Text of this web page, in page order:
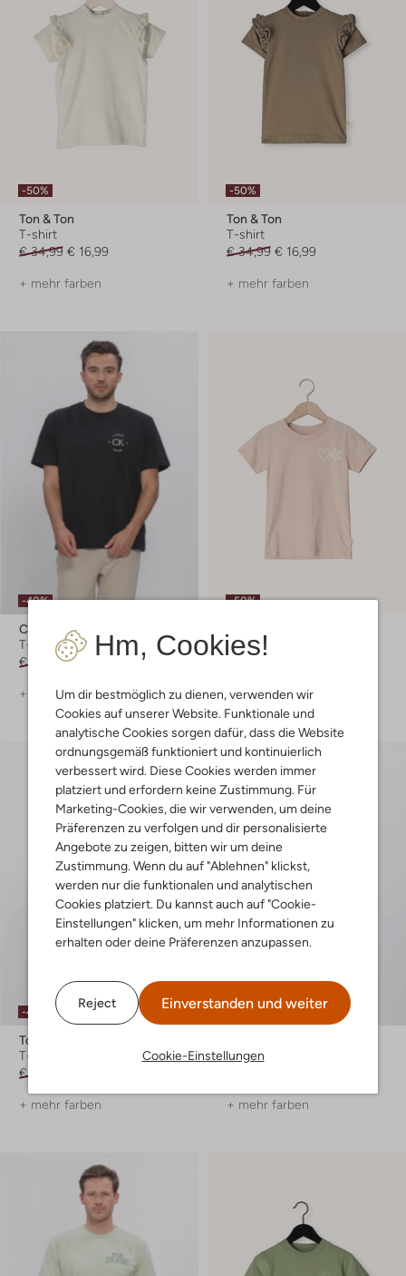
Hm, Cookies!
Um dir bestmöglich zu dienen, verwenden wir
Cookies auf unserer Website. Funktionale und
analytische Cookies sorgen dafür, dass die Website
ordnungsgemäß funktioniert und kontinuierlich
verbessert wird. Diese Cookies werden immer
platziert und erfordern keine Zustimmung. Für
Marketing-Cookies, die wir verwenden, um deine
Präferenzen zu verfolgen und dir personalisierte
Angebote zu zeigen, bitten wir um deine
Zustimmung. Wenn du auf "Ablehnen" klickst,
werden nur die funktionalen und analytischen
Cookies platziert. Du kannst auch auf "Cookie-
Einstellungen" klicken, um mehr Informationen zu
erhalten oder deine Präferenzen anzupassen.
Reject Einverstanden und weiter
Cookie-Einstellungen
-50%
Ton & Ton
T-shirt
€ 34,99 € 16,99
+ mehr farben
-50%
Ton & Ton
T-shirt
€ 34,99 € 16,99
+ mehr farben
-40%
Calvin Klein
T-shirt
€ 49,99 € 29,99
+ mehr farben
-50%
T-shirt
+ mehr farben
-40%
Tommy Jeans
T-shirt
€ 44,99
+ mehr farben
-40%
T-shirt
+ mehr farben